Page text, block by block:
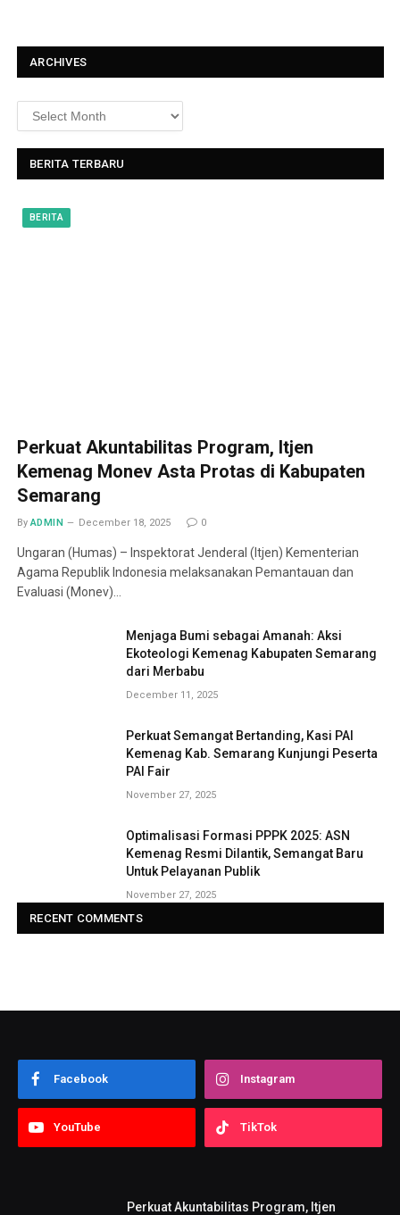
ARCHIVES
BERITA TERBARU
BERITA
Perkuat Akuntabilitas Program, Itjen
Kemenag Monev Asta Protas di Kabupaten
Semarang
By ADMIN December 18, 2025 0
Ungaran (Humas) – Inspektorat Jenderal (Itjen) Kementerian
Agama Republik Indonesia melaksanakan Pemantauan dan
Evaluasi (Monev)…
Menjaga Bumi sebagai Amanah: Aksi
Ekoteologi Kemenag Kabupaten Semarang
dari Merbabu
December 11, 2025
Perkuat Semangat Bertanding, Kasi PAI
Kemenag Kab. Semarang Kunjungi Peserta
PAI Fair
November 27, 2025
Optimalisasi Formasi PPPK 2025: ASN
Kemenag Resmi Dilantik, Semangat Baru
Untuk Pelayanan Publik
November 27, 2025
RECENT COMMENTS
Facebook Instagram
YouTube TikTok
Perkuat Akuntabilitas Program, Itjen